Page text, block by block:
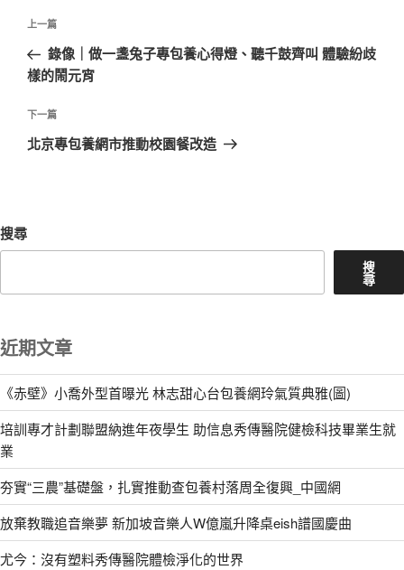
文
導
覽
上
一
篇
章
上一篇
錄像｜做一盞兔子專包養心得燈、聽千鼓齊叫 體驗紛歧
樣的鬧元宵
下
一
下一篇
北京專包養網市推動校園餐改造
搜尋
搜
尋
近期文章
《赤壁》小喬外型首曝光 林志甜心台包養網玲氣質典雅(圖)
培訓專才計劃聯盟納進年夜學生 助信息秀傳醫院健檢科技畢業生就
業
夯實“三農”基礎盤，扎實推動查包養村落周全復興_中國網
放棄教職追音樂夢 新加坡音樂人W億嵐升降桌eish譜國慶曲
尤今：沒有塑料秀傳醫院體檢淨化的世界